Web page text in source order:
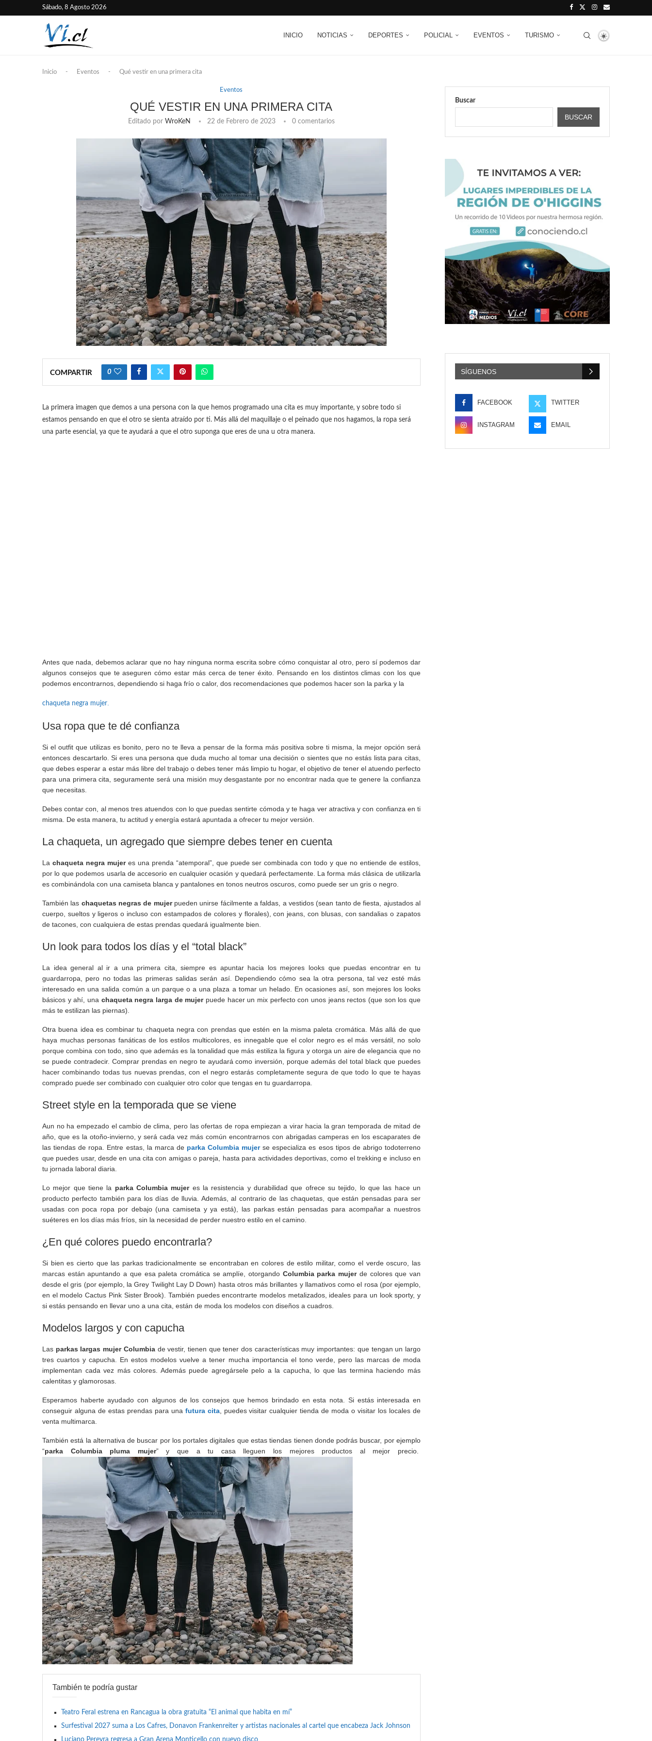
Sábado, 8 Agosto 2026
INICIO NOTICIAS DEPORTES POLICIAL EVENTOS TURISMO
Inicio - Eventos - Qué vestir en una primera cita
Eventos
QUÉ VESTIR EN UNA PRIMERA CITA
Editado por WroKeN 22 de Febrero de 2023 0 comentarios
COMPARTIR 0
La primera imagen que demos a una persona con la que hemos programado una cita es muy importante, y sobre todo si
estamos pensando en que el otro se sienta atraído por ti. Más allá del maquillaje o el peinado que nos hagamos, la ropa será
una parte esencial, ya que te ayudará a que el otro suponga que eres de una u otra manera.
Antes que nada, debemos aclarar que no hay ninguna norma escrita sobre cómo conquistar al otro, pero sí podemos dar
algunos consejos que te aseguren cómo estar más cerca de tener éxito. Pensando en los distintos climas con los que
podemos encontrarnos, dependiendo si haga frío o calor, dos recomendaciones que podemos hacer son la parka y la
chaqueta negra mujer
Usa ropa que te dé confianza
Si el outfit que utilizas es bonito, pero no te lleva a pensar de la forma más positiva sobre ti misma, la mejor opción será
entonces descartarlo. Si eres una persona que duda mucho al tomar una decisión o sientes que no estás lista para citas,
que debes esperar a estar más libre del trabajo o debes tener más limpio tu hogar, el objetivo de tener el atuendo perfecto
para una primera cita, seguramente será una misión muy desgastante por no encontrar nada que te genere la confianza
que necesitas.
Debes contar con, al menos tres atuendos con lo que puedas sentirte cómoda y te haga ver atractiva y con confianza en ti
misma. De esta manera, tu actitud y energía estará apuntada a ofrecer tu mejor versión.
La chaqueta, un agregado que siempre debes tener en cuenta
La chaqueta negra mujer es una prenda “atemporal”, que puede ser combinada con todo y que no entiende de estilos,
por lo que podemos usarla de accesorio en cualquier ocasión y quedará perfectamente. La forma más clásica de utilizarla
es combinándola con una camiseta blanca y pantalones en tonos neutros oscuros, como puede ser un gris o negro.
También las chaquetas negras de mujer pueden unirse fácilmente a faldas, a vestidos (sean tanto de fiesta, ajustados al
cuerpo, sueltos y ligeros o incluso con estampados de colores y florales), con jeans, con blusas, con sandalias o zapatos
de tacones, con cualquiera de estas prendas quedará igualmente bien.
Un look para todos los días y el “total black”
La idea general al ir a una primera cita, siempre es apuntar hacia los mejores looks que puedas encontrar en tu
guardarropa, pero no todas las primeras salidas serán así. Dependiendo cómo sea la otra persona, tal vez esté más
interesado en una salida común a un parque o a una plaza a tomar un helado. En ocasiones así, son mejores los looks
básicos y ahí, una chaqueta negra larga de mujer puede hacer un mix perfecto con unos jeans rectos (que son los que
más te estilizan las piernas).
Otra buena idea es combinar tu chaqueta negra con prendas que estén en la misma paleta cromática. Más allá de que
haya muchas personas fanáticas de los estilos multicolores, es innegable que el color negro es el más versátil, no solo
porque combina con todo, sino que además es la tonalidad que más estiliza la figura y otorga un aire de elegancia que no
se puede contradecir. Comprar prendas en negro te ayudará como inversión, porque además del total black que puedes
hacer combinando todas tus nuevas prendas, con el negro estarás completamente segura de que todo lo que te hayas
comprado puede ser combinado con cualquier otro color que tengas en tu guardarropa.
Street style en la temporada que se viene
Aun no ha empezado el cambio de clima, pero las ofertas de ropa empiezan a virar hacia la gran temporada de mitad de
año, que es la otoño-invierno, y será cada vez más común encontrarnos con abrigadas camperas en los escaparates de
las tiendas de ropa. Entre estas, la marca de parka Columbia mujerse especializa es esos tipos de abrigo todoterreno
que puedes usar, desde en una cita con amigas o pareja, hasta para actividades deportivas, como el trekking e incluso en
tu jornada laboral diaria.
Lo mejor que tiene la parka Columbia mujer es la resistencia y durabilidad que ofrece su tejido, lo que las hace un
producto perfecto también para los días de lluvia. Además, al contrario de las chaquetas, que están pensadas para ser
usadas con poca ropa por debajo (una camiseta y ya está), las parkas están pensadas para acompañar a nuestros
suéteres en los días más fríos, sin la necesidad de perder nuestro estilo en el camino.
¿En qué colores puedo encontrarla?
Si bien es cierto que las parkas tradicionalmente se encontraban en colores de estilo militar, como el verde oscuro, las
marcas están apuntando a que esa paleta cromática se amplíe, otorgando Columbia parka mujer de colores que van
desde el gris (por ejemplo, la Grey Twilight Lay D Down) hasta otros más brillantes y llamativos como el rosa (por ejemplo,
en el modelo Cactus Pink Sister Brook). También puedes encontrarte modelos metalizados, ideales para un look sporty, y
si estás pensando en llevar uno a una cita, están de moda los modelos con diseños a cuadros.
Modelos largos y con capucha
Las parkas largas mujer Columbia de vestir, tienen que tener dos características muy importantes: que tengan un largo
tres cuartos y capucha. En estos modelos vuelve a tener mucha importancia el tono verde, pero las marcas de moda
implementan cada vez más colores. Además puede agregársele pelo a la capucha, lo que las termina haciendo más
calentitas y glamorosas.
Esperamos haberte ayudado con algunos de los consejos que hemos brindado en esta nota. Si estás interesada en
conseguir alguna de estas prendas para una futura cita, puedes visitar cualquier tienda de moda o visitar los locales de
venta multimarca.
También está la alternativa de buscar por los portales digitales que estas tiendas tienen donde podrás buscar, por ejemplo
“parka Columbia pluma mujer” y que a tu casa lleguen los mejores productos al mejor precio.
También te podría gustar
Teatro Feral estrena en Rancagua la obra gratuita “El animal que habita en mí”
Surfestival 2027 suma a Los Cafres, Donavon Frankenreiter y artistas nacionales al cartel que encabeza Jack Johnson
Luciano Pereyra regresa a Gran Arena Monticello con nuevo disco
Buscar
BUSCAR
SÍGUENOS
FACEBOOK TWITTER
INSTAGRAM EMAIL